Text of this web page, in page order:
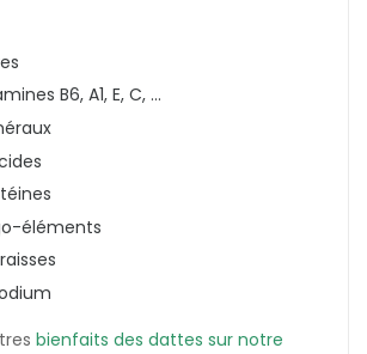
B6, A1, E, C, ...
éléments
bienfaits des dattes sur notre